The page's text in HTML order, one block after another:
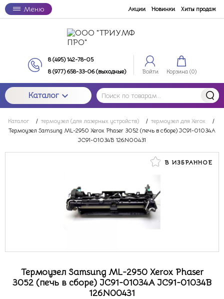
Меню Акции Новинки Хиты продаж
8 (495) 142-78-05
8 (977) 658-33-06 (выходные)
Войти Корзина (0)
Каталог
Каталог / термоузел (для лазерных устройств) / термоузел для Xerox
/
Термоузел Samsung ML-2950 Xerox Phaser 3052 (печь в сборе) JC91-01034A
JC91-01034B 126N00431
В ИЗБРАННОЕ
Термоузел Samsung ML-2950 Xerox Phaser
3052 (печь в сборе) JC91-01034A JC91-01034B
126N00431